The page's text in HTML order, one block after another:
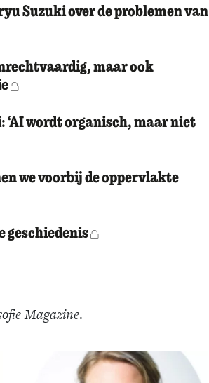
Suzuki over de problemen van
maar ook
wordt organisch, maar niet
we voorbij de oppervlakte
geschiedenis
Magazine.